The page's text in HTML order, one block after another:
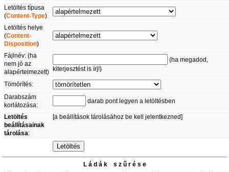
Letöltés típusa
(Content-Type)
Letöltés helye
(Content-
Disposition)
Fájlnév: (ha
nem jó az
alapértelmezett)
(ha megadod,
kiterjesztést is írj!)
Tömörítés:
Darabszám
korlátozása:
darab pont legyen a letöltésben
Letöltés
beállításainak
tárolása:
[a beállítások tárolásához be kell jelentkezned]
L á d á k s z ű r é s e